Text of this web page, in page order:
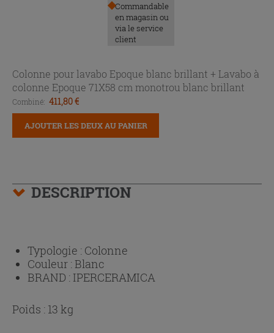
Commandable
en magasin ou
via le service
client
Colonne pour lavabo Epoque blanc brillant + Lavabo à
colonne Epoque 71X58 cm monotrou blanc brillant
Combiné: 411,80 €
AJOUTER LES DEUX AU PANIER
DESCRIPTION
Typologie : Colonne
Couleur :Blanc
BRAND : IPERCERAMICA
Poids : 13 kg